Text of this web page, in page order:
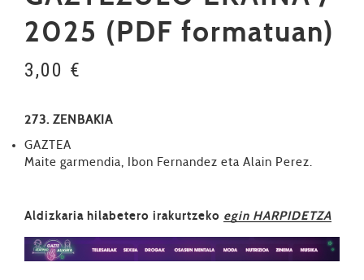
2025 (PDF formatuan)
3,00 €
273. ZENBAKIA
GAZTEA
Maite garmendia, Ibon Fernandez eta Alain Perez.
Aldizkaria hilabetero irakurtzeko egin HARPIDETZA